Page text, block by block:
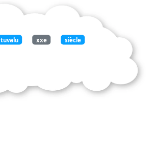
tuvalu xxe siècle